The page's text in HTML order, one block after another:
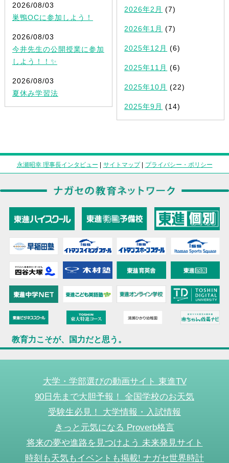
2026/08/03
巣鴨OCに参加しよう！
2026/08/03
今井先生の公開授業に参加
しよう！！✨
2026/08/03
夏休み学習法
2026年2月 (7)
2026年1月 (7)
2025年12月 (6)
2025年11月 (6)
2025年10月 (22)
2025年9月 (14)
永瀬昭幸 理事長インタビュー | サイトマップ| プライバシー・ポリシー
教育力こそが、国力だと思う。
大学・学部選びの動画サイト 東進TV
90日先まで大胆予報！ 全国学校のお天気
受験生必見！ 大学情報・入試情報
きっと元気になる Proverb格言
将来の夢や進路を見つけよう 未来発見サイト
時刻も天気もイベントも掲載! ナガセ世界時計